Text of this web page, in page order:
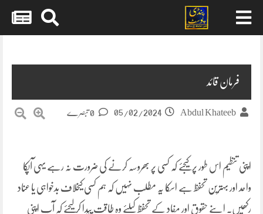
فرمان قائد
Abdul Khateeb
05/02/2024
اپنی تنظیم اس طور پر کیجئے کہ کسی پر بھروسہ کرنے کی ضرورت نہ رہے یہی آپکا
واحد اور بہترین تحفظ ہے اسکا یہ مطلب نہیں کہ ہم کسی کیخلاف بدخواہی یا عناد
رکھیں۔ اپنے حقوق اور مفاد کے تحفظ کیلئے وہ طاقت پیدا کرلیجئے کہ آپ اپنی